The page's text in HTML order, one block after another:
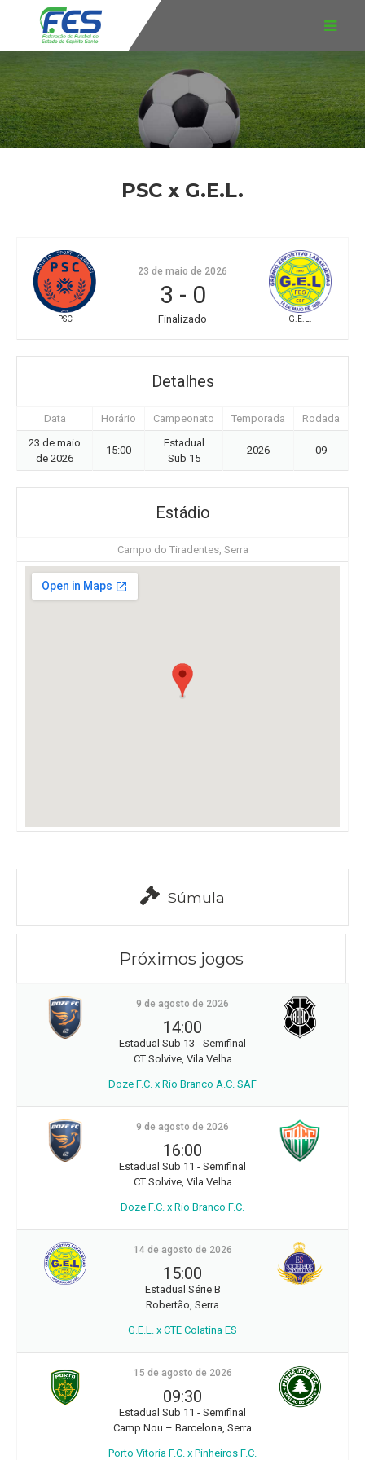
PSC x G.E.L.
PSC G.E.L.
23 de maio de 2026
3 - 0
Finalizado
Detalhes
Data Horário Campeonato Temporada
Rodada
23 de maio
de 2026
15:00
Estadual
Sub 15
2026 09
Estádio
Campo do Tiradentes, Serra
Súmula
Próximos jogos
9 de agosto de 2026
14:00
Estadual Sub 13 - Semifinal
CT Solvive, Vila Velha
Doze F.C. x Rio Branco A.C. SAF
9 de agosto de 2026
16:00
Estadual Sub 11 - Semifinal
CT Solvive, Vila Velha
Doze F.C. x Rio Branco F.C.
14 de agosto de 2026
15:00
Estadual Série B
Robertão, Serra
G.E.L. x CTE Colatina ES
15 de agosto de 2026
09:30
Estadual Sub 11 - Semifinal
Camp Nou – Barcelona, Serra
Porto Vitoria F.C. x Pinheiros F.C.